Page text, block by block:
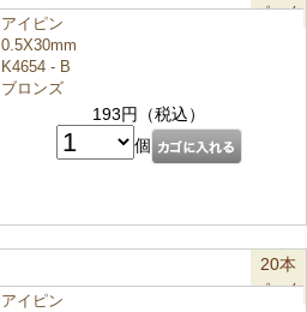
パック
アイピン
0.5X30mm
K4654 - B
ブロンズ
193円（税込）
個
20本
パック
アイピン